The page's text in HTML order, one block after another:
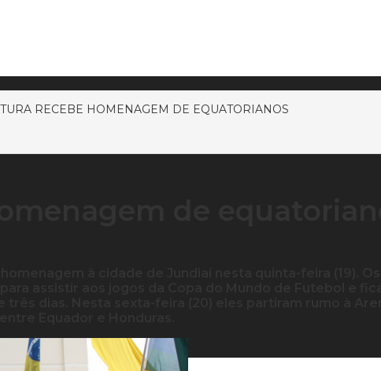
RECEBE HOMENAGEM DE EQUATORIANOS